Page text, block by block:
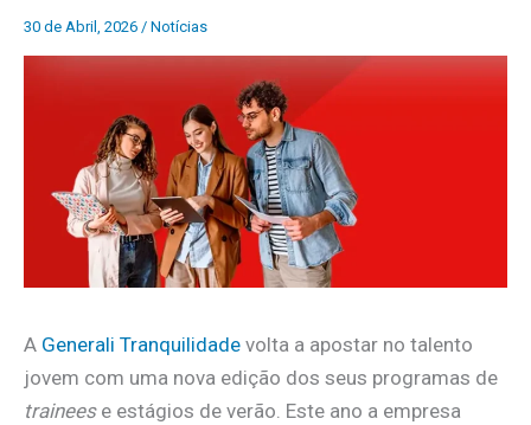
30 de Abril, 2026 / Notícias
A Generali Tranquilidade volta a apostar no talento
jovem com uma nova edição dos seus programas de
traineese estágios de verão. Este ano a empresa